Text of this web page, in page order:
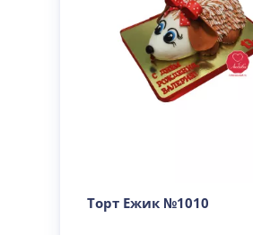
Торт Ежик №1010